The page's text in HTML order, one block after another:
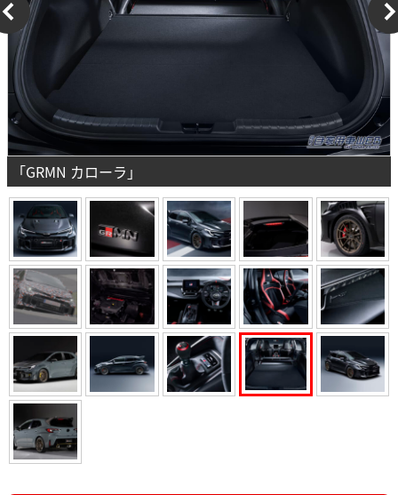
「GRMN カローラ」